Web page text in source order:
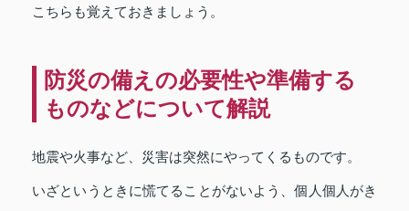
こちらも覚えておきましょう。
防災の備えの必要性や準備する
ものなどについて解説
地震や火事など、災害は突然にやってくるものです。
いざというときに慌てることがないよう、個人個人がき